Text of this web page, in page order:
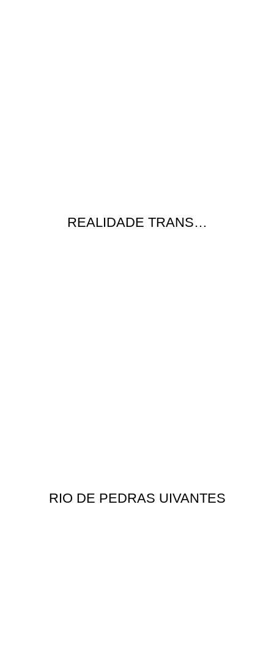
REALIDADE TRANS…
RIO DE PEDRAS UIVANTES